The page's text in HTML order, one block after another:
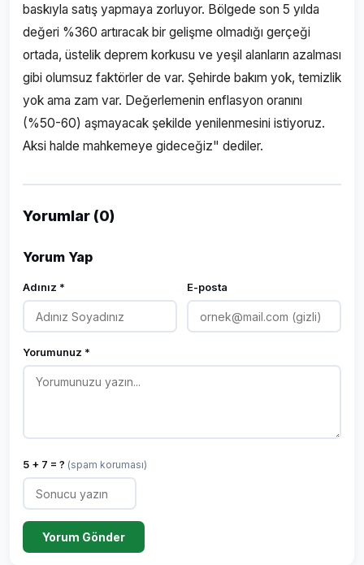
baskıyla satış yapmaya zorluyor. Bölgede son 5 yılda
değeri %360 artıracak bir gelişme olmadığı gerçeği
ortada, üstelik deprem korkusu ve yeşil alanların azalması
gibi olumsuz faktörler de var. Şehirde bakım yok, temizlik
yok ama zam var. Değerlemenin enflasyon oranını
(%50-60) aşmayacak şekilde yenilenmesini istiyoruz.
Aksi halde mahkemeye gideceğiz" dediler.
Yorumlar (0)
Yorum Yap
Adınız * E-posta
Yorumunuz *
5 + 7 = ? (spam koruması)
Yorum Gönder